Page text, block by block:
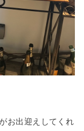
お出迎えしてくれ